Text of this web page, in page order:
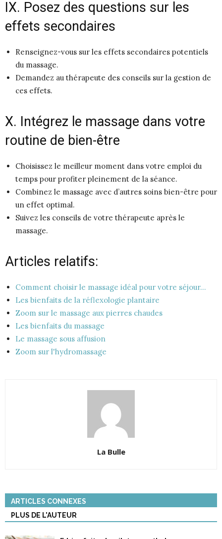
IX. Posez des questions sur les
effets secondaires
Renseignez-vous sur les effets secondaires potentiels
du massage.
Demandez au thérapeute des conseils sur la gestion de
ces effets.
X. Intégrez le massage dans votre
routine de bien-être
Choisissez le meilleur moment dans votre emploi du
temps pour profiter pleinement de la séance.
Combinez le massage avec d’autres soins bien-être pour
un effet optimal.
Suivez les conseils de votre thérapeute après le
massage.
Articles relatifs:
Comment choisir le massage idéal pour votre séjour…
Les bienfaits de la réflexologie plantaire
Zoom sur le massage aux pierres chaudes
Les bienfaits du massage
Le massage sous affusion
Zoom sur l'hydromassage
La Bulle
ARTICLES CONNEXES
PLUS DE L'AUTEUR